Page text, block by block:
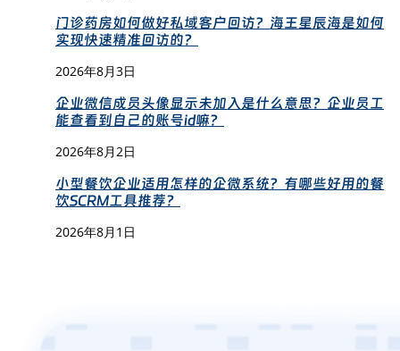
门诊药房如何做好私域客户回访？海王星辰海是如何
实现快速精准回访的？
2026年8月3日
企业微信成员头像显示未加入是什么意思？企业员工
能查看到自己的账号id嘛？
2026年8月2日
小型餐饮企业适用怎样的企微系统？有哪些好用的餐
饮SCRM工具推荐？
2026年8月1日